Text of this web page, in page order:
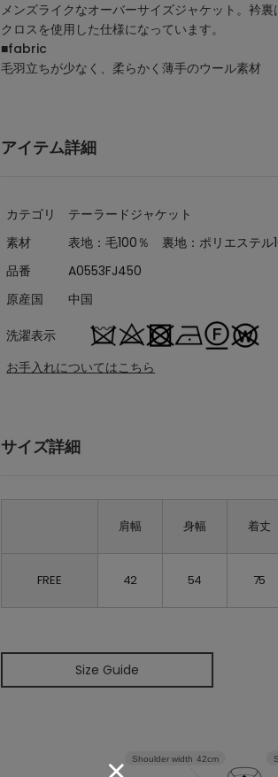
メンズライクなオーバーサイズジャケット。衿
クロスを使用した仕様になっています。
■fabric
毛羽立ちが少なく、柔らかく薄手のウール素材
アイテム詳細
カテゴリ
テーラードジャケット
素材
表地：毛100％ 裏地：ポリエステル
品番
A0553FJ450
原産国
中国
洗濯表示
お手入れについてはこちら
サイズ詳細
肩幅 身幅 着丈
FREE 42 54 75
Size Guide
Shoulder width 42cm